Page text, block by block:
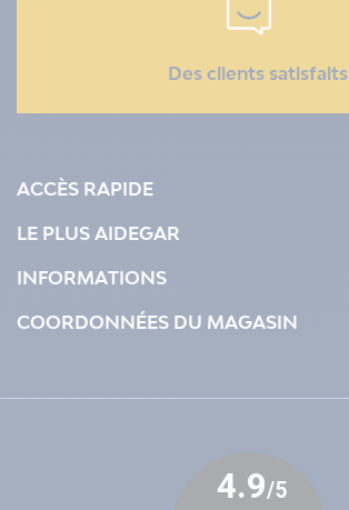
Des clients satisfaits
ACCÈS RAPIDE
LE PLUS AIDEGAR
INFORMATIONS
COORDONNÉES DU MAGASIN